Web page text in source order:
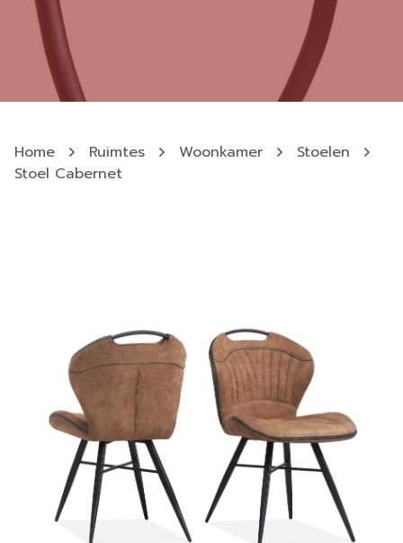
Home Ruimtes Woonkamer
Stoelen
Stoel Cabernet